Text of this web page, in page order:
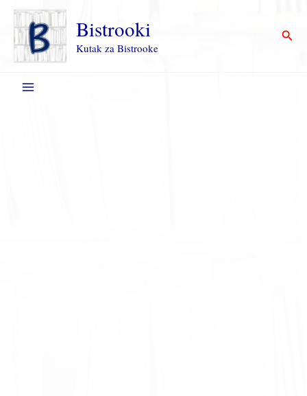
Пређи
садржај
Bistrooki
Kutak za Bistrooke